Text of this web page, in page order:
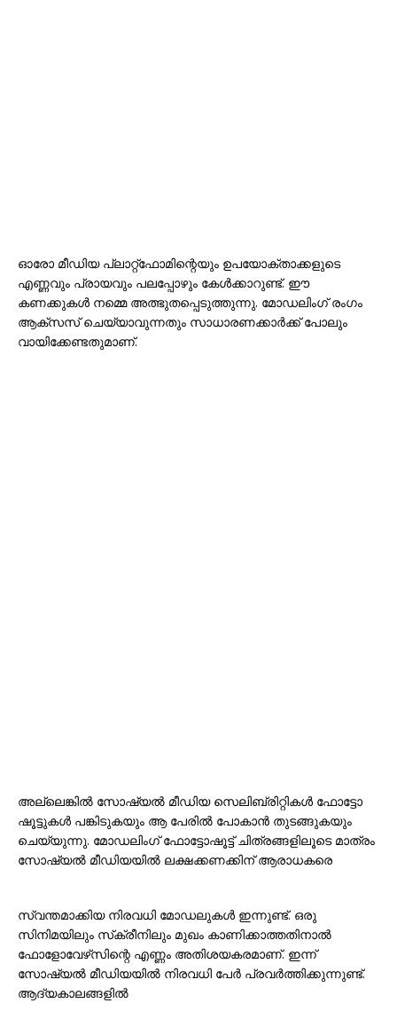
ഓരോ മീഡിയ പ്ലാറ്റ്‌ഫോമിന്റെയും ഉപയോക്താക്കളുടെ
എണ്ണവും പ്രായവും പലപ്പോഴും കേൾക്കാറുണ്ട്. ഈ
കണക്കുകൾ നമ്മെ അത്ഭുതപ്പെടുത്തുന്നു. മോഡലിംഗ് രംഗം
ആക്സസ് ചെയ്യാവുന്നതും സാധാരണക്കാർക്ക് പോലും
വായിക്കേണ്ടതുമാണ്.
അല്ലെങ്കിൽ സോഷ്യൽ മീഡിയ സെലിബ്രിറ്റികൾ ഫോട്ടോ
ഷൂട്ടുകൾ പങ്കിടുകയും ആ പേരിൽ പോകാൻ തുടങ്ങുകയും
ചെയ്യുന്നു. മോഡലിംഗ് ഫോട്ടോഷൂട്ട് ചിത്രങ്ങളിലൂടെ മാത്രം
സോഷ്യൽ മീഡിയയിൽ ലക്ഷക്കണക്കിന് ആരാധകരെ
സ്വന്തമാക്കിയ നിരവധി മോഡലുകൾ ഇന്നുണ്ട്. ഒരു
സിനിമയിലും സ്‌ക്രീനിലും മുഖം കാണിക്കാത്തതിനാൽ
ഫോളോവേഴ്‌സിന്റെ എണ്ണം അതിശയകരമാണ്. ഇന്ന്
സോഷ്യൽ മീഡിയയിൽ നിരവധി പേർ പ്രവർത്തിക്കുന്നുണ്ട്.
ആദ്യകാലങ്ങളിൽ